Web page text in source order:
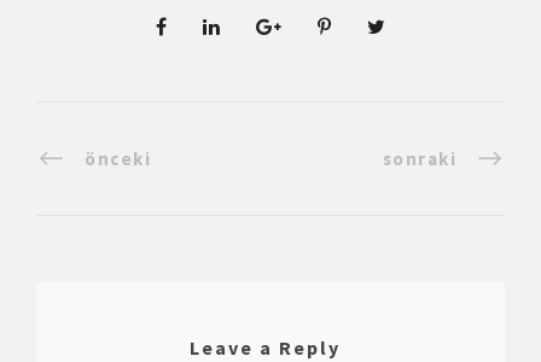
önceki sonraki
Leave a Reply